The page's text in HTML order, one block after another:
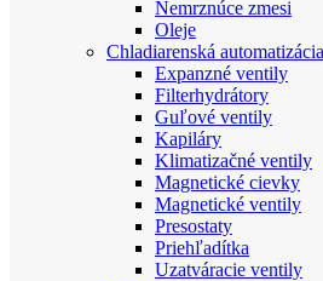
Nemrznúce zmesi
Oleje
Chladiarenská automatizácia
Expanzné ventily
Filterhydrátory
Guľové ventily
Kapiláry
Klimatizačné ventily
Magnetické cievky
Magnetické ventily
Presostaty
Priehľadítka
Uzatváracie ventily